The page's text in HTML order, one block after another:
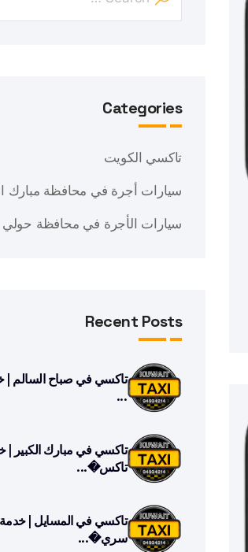
Categories
تاكسي الكويت
سيارات أجرة في محافظة مبارك
سيارات الأجرة في محافظة حولي
Recent Posts
تاكسي في صباح السالم |
...
تاكسي في مبارك الكبير |
تاكس�...
تاكسي في المسايل |
سري�...